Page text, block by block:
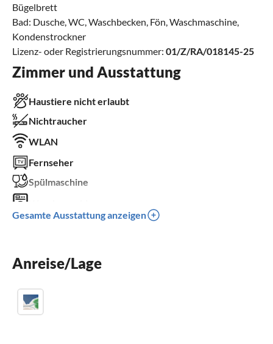
Bügelbrett
Bad: Dusche, WC, Waschbecken, Fön, Waschmaschine,
Kondenstrockner
Lizenz- oder Registrierungsnummer: 01/Z/RA/018145-25
Zimmer und Ausstattung
Haustiere nicht erlaubt
Nichtraucher
WLAN
Fernseher
Spülmaschine
Gesamte Ausstattung anzeigen
Anreise/Lage